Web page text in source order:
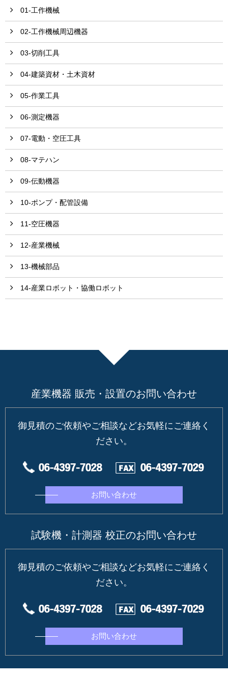
01-工作機械
02-工作機械周辺機器
03-切削工具
04-建築資材・土木資材
05-作業工具
06-測定機器
07-電動・空圧工具
08-マテハン
09-伝動機器
10-ポンプ・配管設備
11-空圧機器
12-産業機械
13-機械部品
14-産業ロボット・協働ロボット
産業機器 販売・設置のお問い合わせ
御見積のご依頼やご相談などお気軽にご連絡く
ださい。
お問い合わせ
試験機・計測器 校正のお問い合わせ
御見積のご依頼やご相談などお気軽にご連絡く
ださい。
お問い合わせ